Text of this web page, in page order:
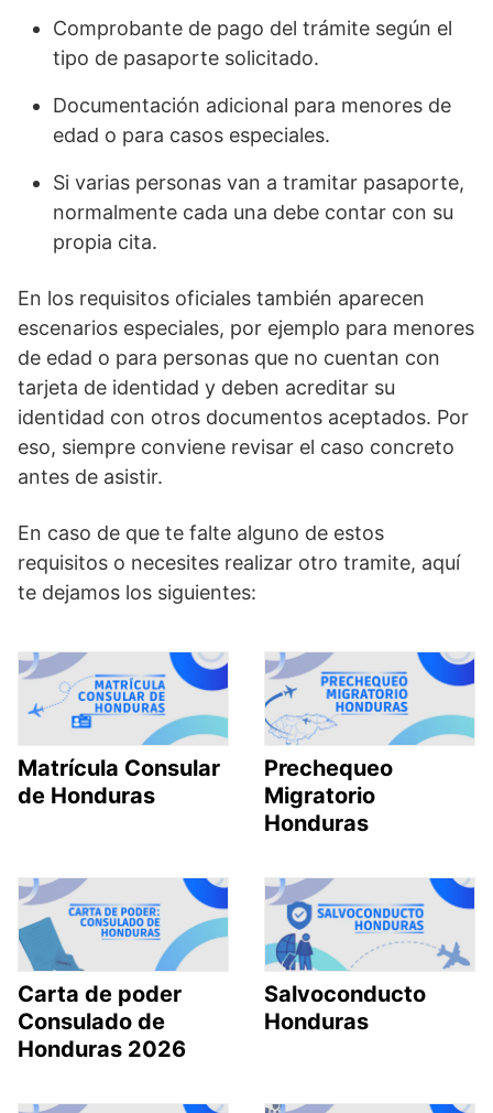
Comprobante de pago del trámite según el
tipo de pasaporte solicitado.
Documentación adicional para menores de
edad o para casos especiales.
Si varias personas van a tramitar pasaporte,
normalmente cada una debe contar con su
propia cita.
En los requisitos oficiales también aparecen
escenarios especiales, por ejemplo para menores
de edad o para personas que no cuentan con
tarjeta de identidad y deben acreditar su
identidad con otros documentos aceptados. Por
eso, siempre conviene revisar el caso concreto
antes de asistir.
En caso de que te falte alguno de estos
requisitos o necesites realizar otro tramite, aquí
te dejamos los siguientes:
Matrícula Consular
de Honduras
Prechequeo
Migratorio
Honduras
Carta de poder
Consulado de
Honduras 2026
Salvoconducto
Honduras